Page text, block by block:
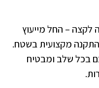
– החל מייעוץ
מקצועית בשטח.
שלב ומבטיח